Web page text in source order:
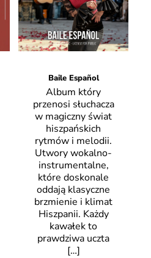
Baile Español
Album który
przenosi słuchacza
w magiczny świat
hiszpańskich
rytmów i melodii.
Utwory wokalno-
instrumentalne,
które doskonale
oddają klasyczne
brzmienie i klimat
Hiszpanii. Każdy
kawałek to
prawdziwa uczta
[…]